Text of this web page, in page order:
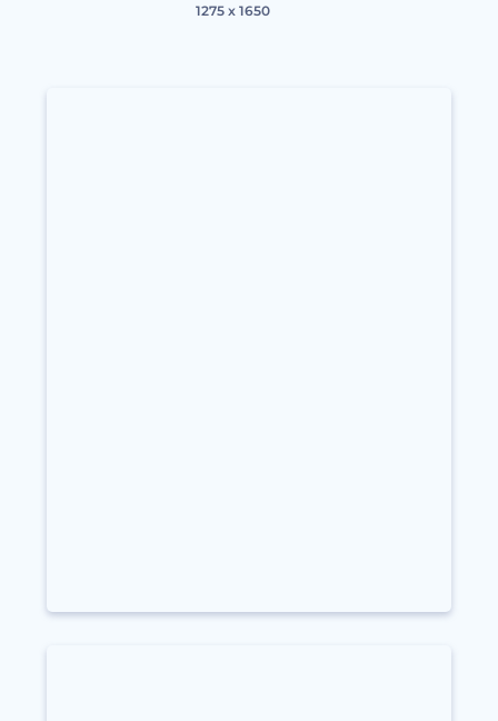
1275 x 1650